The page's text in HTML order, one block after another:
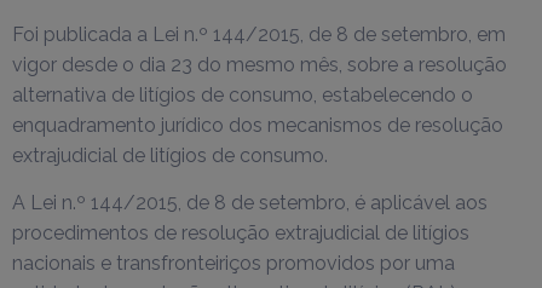
Foi publicada a Lei n.º 144/2015, de 8 de setembro, em
vigor desde o dia 23 do mesmo mês, sobre a resolução
alternativa de litígios de consumo, estabelecendo o
enquadramento jurídico dos mecanismos de resolução
extrajudicial de litígios de consumo.
A Lei n.º 144/2015, de 8 de setembro, é aplicável aos
procedimentos de resolução extrajudicial de litígios
nacionais e transfronteiriços promovidos por uma